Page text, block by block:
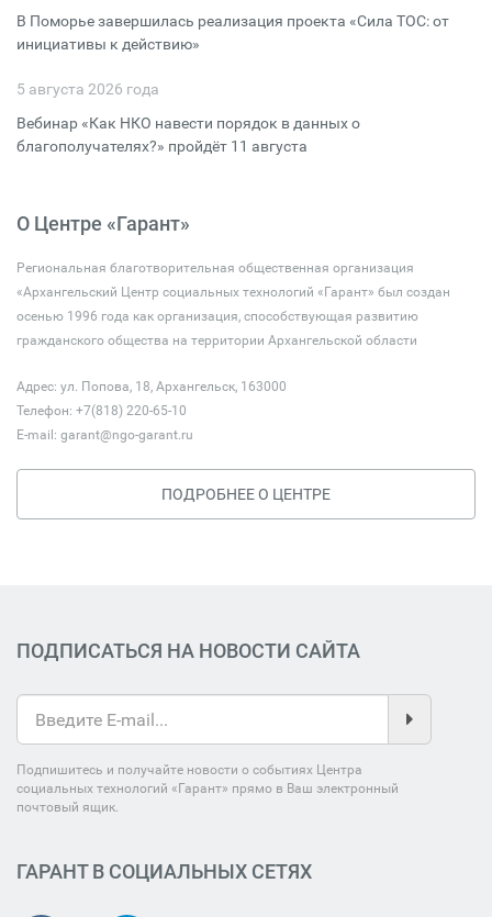
В Поморье завершилась реализация проекта «Сила ТОС: от
инициативы к действию»
5 августа 2026 года
Вебинар «Как НКО навести порядок в данных о
благополучателях?» пройдёт 11 августа
О Центре «Гарант»
Региональная благотворительная общественная организация
«Архангельский Центр социальных технологий «Гарант» был создан
осенью 1996 года как организация, способствующая развитию
гражданского общества на территории Архангельской области
Адрес: ул. Попова, 18, Архангельск, 163000
Телефон: +7(818) 220-65-10
E-mail: garant@ngo-garant.ru
ПОДРОБНЕЕ О ЦЕНТРЕ
ПОДПИСАТЬСЯ НА НОВОСТИ САЙТА
Подпишитесь и получайте новости о событиях Центра
социальных технологий «Гарант» прямо в Ваш электронный
почтовый ящик.
ГАРАНТ В СОЦИАЛЬНЫХ СЕТЯХ